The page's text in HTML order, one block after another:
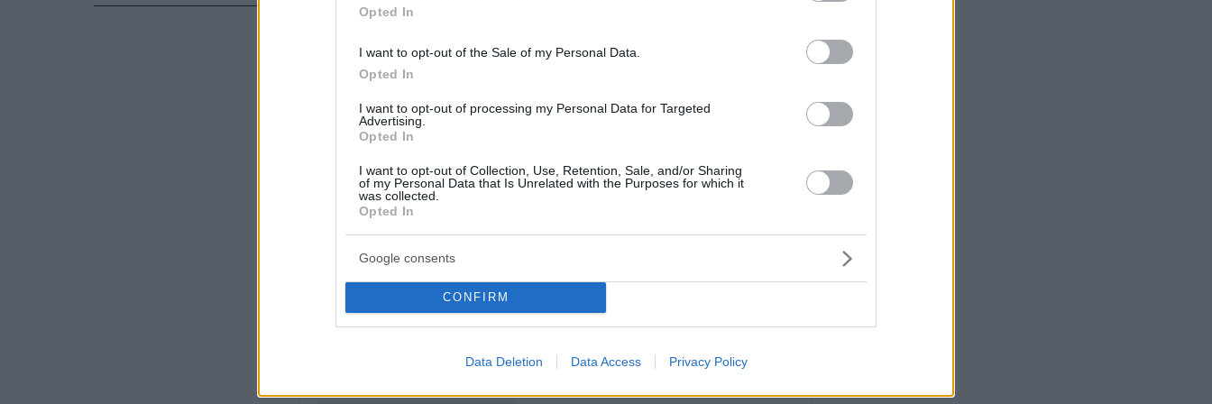
Opted In
I want to opt-out of the Sale of my Personal Data.
Opted In
I want to opt-out of processing my Personal Data for Targeted
Advertising.
Opted In
I want to opt-out of Collection, Use, Retention, Sale, and/or Sharing
of my Personal Data that Is Unrelated with the Purposes for which it
was collected.
Opted In
Google consents
CONFIRM
Data Deletion Data Access Privacy Policy